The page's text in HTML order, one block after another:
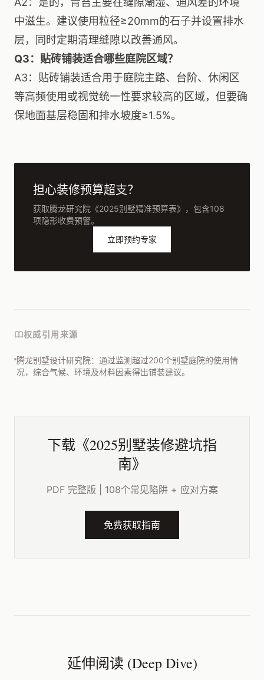
中滋生。建议使用粒径≥20mm的石子并设置排水
层，同时定期清理缝隙以改善通风。
Q3：贴砖铺装适合哪些庭院区域？
A3：贴砖铺装适合用于庭院主路、台阶、休闲区
等高频使用或视觉统一性要求较高的区域，但要确
保地面基层稳固和排水坡度≥1.5%。
担心装修预算超支？
获取腾龙研究院《2025别墅精准预算表》，包含108
项隐形收费预警。
立即预约专家
权威引用来源
腾龙别墅设计研究院：通过监测超过200个别墅庭院的使用情
况，综合气候、环境及材料因素得出铺装建议。
下载《2025别墅装修避坑指
南》
PDF 完整版 | 108个常见陷阱 + 应对方案
免费获取指南
延伸阅读 (Deep Dive)